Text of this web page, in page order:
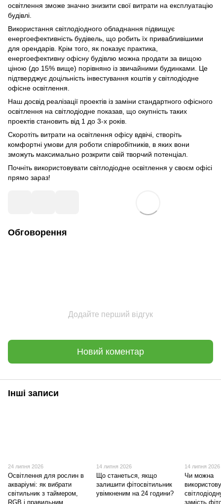
освітлення зможе значно знизити свої витрати на експлуатацію
будівлі.
Використання світлодіодного обладнання підвищує
енергоефективність будівель, що робить їх привабливішими
для орендарів. Крім того, як показує практика,
енергоефективну офісну будівлю можна продати за вищою
ціною (до 15% вище) порівняно із звичайними будинками. Це
підтверджує доцільність інвестування коштів у світлодіодне
офісне освітлення.
Наш досвід реалізації проектів із заміни стандартного офісного
освітлення на світлодіодне показав, що окупність таких
проектів становить від 1 до 3-х років.
Скоротіть витрати на освітлення офісу вдвічі, створіть
комфортні умови для роботи співробітників, в яких вони
зможуть максимально розкрити свій творчий потенціал.
Почніть використовувати світлодіодне освітлення у своєм офісі
прямо зараз!
Обговорення
Додайте перший відгук
Новий коментар
Інші записи
24 липня 2026
Освітлення для рослин в
акваріумі: як вибрати
світильник з таймером,
RGB і правильним
14 липня 2026
Що станеться, якщо
залишити фітосвітильник
увімкненим на 24 години?
14 липня 2026
Чи можна
замість